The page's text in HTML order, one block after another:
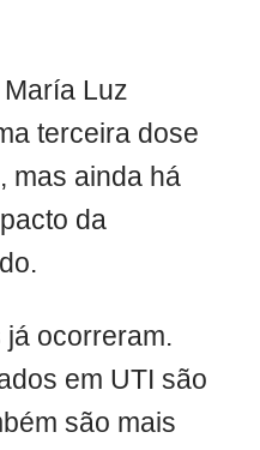
Luz
terceira dose
mas ainda há
da
ocorreram.
em UTI são
são mais